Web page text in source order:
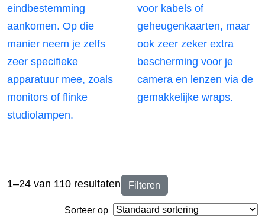
eindbestemming
aankomen. Op die
manier neem je zelfs
zeer specifieke
apparatuur mee, zoals
monitors of flinke
studiolampen.
voor kabels of
geheugenkaarten, maar
ook zeer zeker extra
bescherming voor je
camera en lenzen via de
gemakkelijke wraps.
Filteren
1–24 van 110 resultaten
Sorteer op